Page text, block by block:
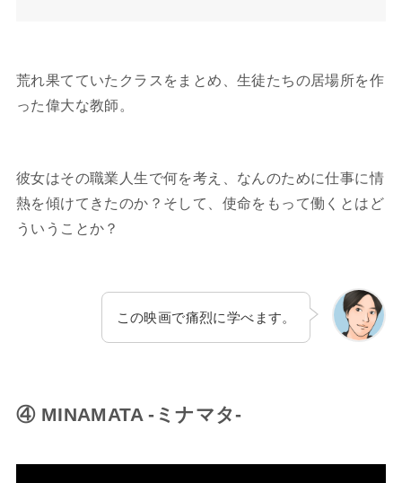
荒れ果てていたクラスをまとめ、生徒たちの居場所を作
った偉大な教師。
彼女はその職業人生で何を考え、なんのために仕事に情
熱を傾けてきたのか？そして、使命をもって働くとはど
ういうことか？
この映画で痛烈に学べます。
④ MINAMATA -ミナマタ-